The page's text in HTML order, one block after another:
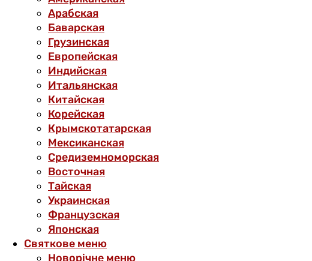
Арабская
Баварская
Грузинская
Европейская
Индийская
Итальянская
Китайская
Корейская
Крымскотатарская
Мексиканская
Средиземноморская
Восточная
Тайская
Украинская
Французская
Японская
Святкове меню
Новорічне меню